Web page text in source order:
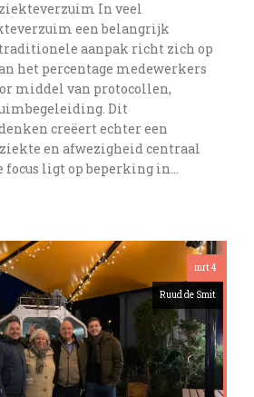
In veel
een belangrijk
aanpak richt zich op
het percentage medewerkers
middel van protocollen,
Dit
creëert echter een
en afwezigheid centraal
focus ligt op beperking in…
mrt 4
Ruud de Smit